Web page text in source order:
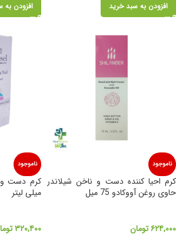
افزودن به سبد خرید افزودن به
ناموجود
کرم احیا کننده دست و ناخن شیلاندر
حاوی روغن آووکادو 75 میل
۶۲۴,۰۰۰تومان
ناموجود
میلی لیتر
۳۲۰,۴۰۰